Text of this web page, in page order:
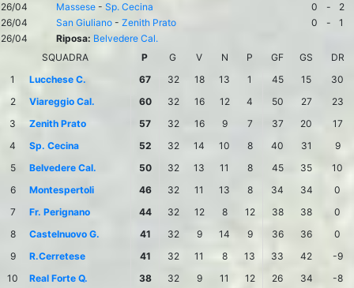
26/04
Massese - Sp. Cecina 0 -
2
26/04
San Giuliano - Zenith Prato 0 -
1
26/04
Riposa: Belvedere Cal.
SQUADRA
P G V N P GF GS
DR
1
Lucchese C. 67 32 18 13 1 45 15
30
2
Viareggio Cal. 60 32 16 12 4 50 27
23
3
Zenith Prato 57 32 16 9 7 37 20
17
4
Sp. Cecina 52 32 14 10 8 40 31
9
5
Belvedere Cal. 50 32 13 11 8 45 35
10
6
Montespertoli 46 32 11 13 8 34 34
0
7
Fr. Perignano 44 32 12 8 12 38 38
0
8
Castelnuovo G. 41 32 9 14 9 36 36
0
9
R.Cerretese 41 32 11 8 13 33 42
-9
10
Real Forte Q. 38 32 9 11 12 26 34 -8